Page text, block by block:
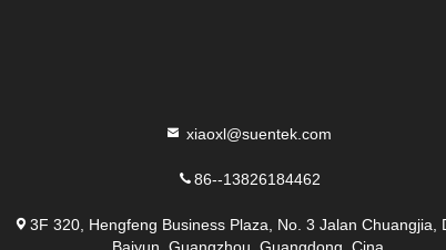
xiaoxl@suentek.com
86--13826184462
3F 320, Hengfeng Business Plaza, No. 3 Jalan Chuangjia,
Baiyun, Guangzhou, Guangdong, Cina